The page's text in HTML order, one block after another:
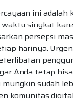
ini adalah
singkat
persepsi
harinya.
Anda tetap
sudah
komunitas